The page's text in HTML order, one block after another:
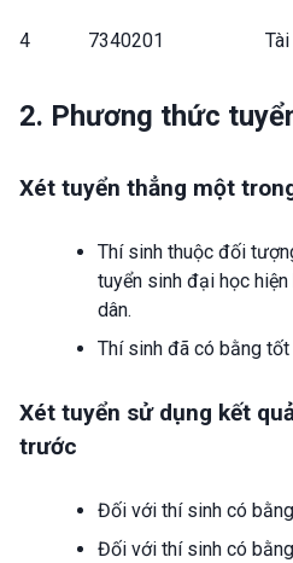
4 7340201 Tài
2. Phương thức
Xét tuyển thẳng một
Thí sinh thuộc đối
tuyển sinh đại học
dân.
Thí sinh đã có bằng
Xét tuyển sử dụng kết
trước
Đối với thí sinh có
Đối với thí sinh có